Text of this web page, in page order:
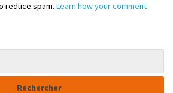
reduce spam. Learn how your comment